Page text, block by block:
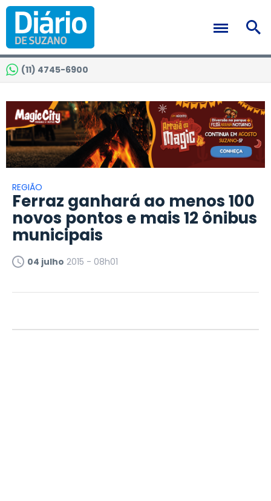
(11) 4745-6900
REGIÃO
Ferraz ganhará ao menos 100
novos pontos e mais 12 ônibus
municipais
04 julho 2015 - 08h01